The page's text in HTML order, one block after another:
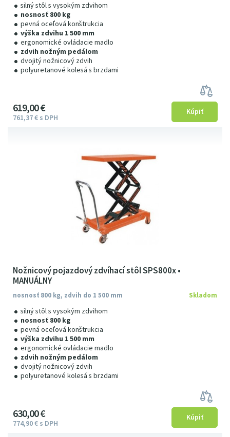
silný stôl s vysokým zdvihom
nosnosť 800 kg
pevná oceľová konštrukcia
výška zdvihu 1 500 mm
ergonomické ovládacie madlo
zdvih nožným pedálom
dvojitý nožnicový zdvih
polyuretanové kolesá s brzdami
619 00€
761 37€ s DPH
Nožnicový pojazdový zdvíhací stôl SPS800x •
MANUÁLNY
nosnosť 800 kg, zdvih do 1 500 mm
silný stôl s vysokým zdvihom
nosnosť 800 kg
pevná oceľová konštrukcia
výška zdvihu 1 500 mm
ergonomické ovládacie madlo
zdvih nožným pedálom
dvojitý nožnicový zdvih
polyuretanové kolesá s brzdami
Skladom
630 00€
774 90€ s DPH